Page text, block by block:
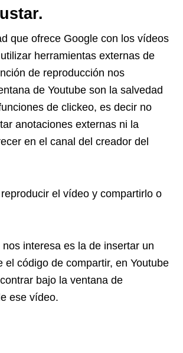
que ofrece Google con los vídeos
herramientas externas de
de reproducción nos
de Youtube son la salvedad
de clickeo, es decir no
anotaciones externas ni la
en el canal del creador del
el vídeo y compartirlo o
interesa es la de insertar un
el código de compartir, en Youtube
bajo la ventana de
ese vídeo.